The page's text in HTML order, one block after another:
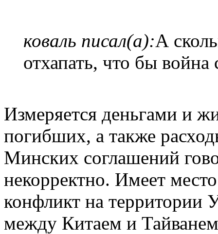
коваль писал(а):А
отхапать, что бы война
Измеряется деньгами и
погибших, а также
Минских соглашений
некорректно. Имеет
конфликт на территории
между Китаем и